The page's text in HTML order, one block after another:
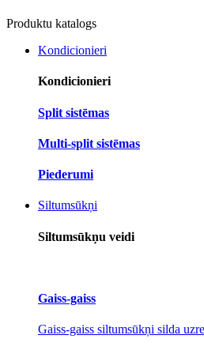
Produktu katalogs
Kondicionieri
Kondicionieri
Split sistēmas
Multi-split sistēmas
Piederumi
Siltumsūkņi
Siltumsūkņu veidi
Gaiss-gaiss
Gaiss-gaiss siltumsūkņi silda